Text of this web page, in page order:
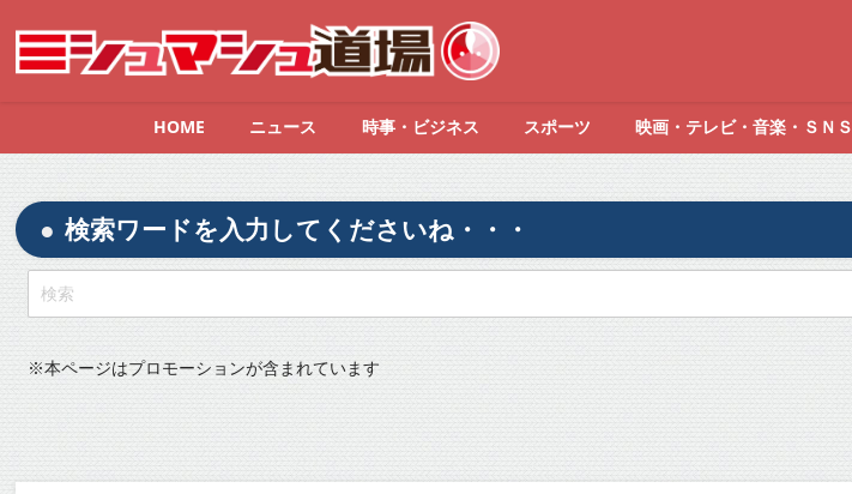
HOME ニュース 時事・ビジネス スポーツ 映画・テレビ・音楽・ＳＮＳ
検索ワードを入力してくださいね・・・
※本ページはプロモーションが含まれています